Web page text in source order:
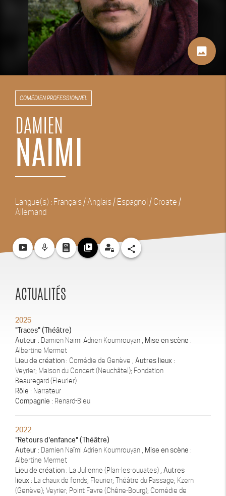
image
COMÉDIEN PROFESSIONNEL
DAMIEN
NAIMI
Langue(s) : Français / Anglais / Espagnol / Croate /
Allemand
smart_display mic_none video_library share
ACTUALITÉS
2025
"Traces" (Théâtre)
Auteur : Damien Naïmi Adrien Koumrouyan , Mise en scène :
Albertine Mermet
Lieu de création : Comédie de Genève , Autres lieux :
Veyrier; Maison du Concert (Neuchâtel); Fondation
Beauregard (Fleurier)
Rôle : Narrateur
Compagnie : Renard-Bleu
2022
"Retours d'enfance" (Théâtre)
Auteur : Damien Naïmi Adrien Koumrouyan , Mise en scène :
Albertine Mermet
Lieu de création : La Julienne (Plan-les-ouuates) , Autres
lieux : La chaux de fonds; Fleurier; Théâtre du Passage; Kzern
(Genève); Veyrier; Point Favre (Chêne-Bourg); Comédie de